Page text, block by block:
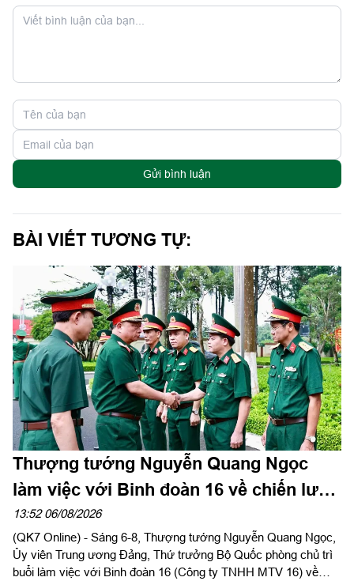
Gửi bình luận
BÀI VIẾT TƯƠNG TỰ:
Thượng tướng Nguyễn Quang Ngọc
làm việc với Binh đoàn 16 về chiến lược
phát triển giai đoạn 2026-2030
13:52 06/08/2026
(QK7 Online) - Sáng 6-8, Thượng tướng Nguyễn Quang Ngọc,
Ủy viên Trung ương Đảng, Thứ trưởng Bộ Quốc phòng chủ trì
buổi làm việc với Binh đoàn 16 (Công ty TNHH MTV 16) về